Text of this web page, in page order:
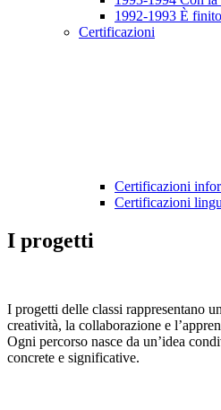
1992-1993 È
Certificazioni
Certificazioni
Certificazioni
I progetti
I progetti delle classi rappresentano
creatività, la collaborazione e
Ogni percorso nasce da un’idea
concrete e significative.